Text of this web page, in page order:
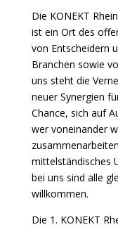
Die KONEKT
ist ein Ort des
von Entscheidern
Branchen sowie
uns steht die
neuer Synergien
Chance, sich auf
wer voneinander
mittelständisches
bei uns sind alle
willkommen.
Die 1. KONEKT